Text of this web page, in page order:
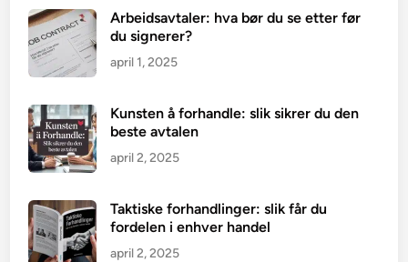
Arbeidsavtaler: hva bør du se etter før
du signerer?
april 1, 2025
Kunsten å forhandle: slik sikrer du den
beste avtalen
april 2, 2025
Taktiske forhandlinger: slik får du
fordelen i enhver handel
april 2, 2025